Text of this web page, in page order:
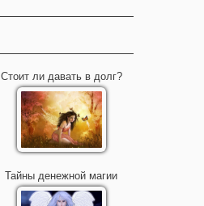
Стоит ли давать в долг?
Тайны денежной магии